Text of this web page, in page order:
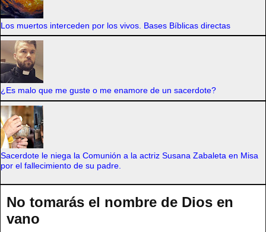
Los muertos interceden por los vivos. Bases Bíblicas directas
¿Es malo que me guste o me enamore de un sacerdote?
Sacerdote le niega la Comunión a la actriz Susana Zabaleta en Misa
por el fallecimiento de su padre.
No tomarás el nombre de Dios en
vano